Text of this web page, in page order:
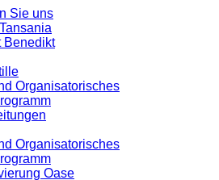
Sie uns
Benedikt
Organisatorisches
Organisatorisches
Oase